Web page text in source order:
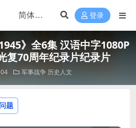
登录
》全6集 汉语中字1080P
复70周年纪录片纪录片
军事战争 历史人文
题